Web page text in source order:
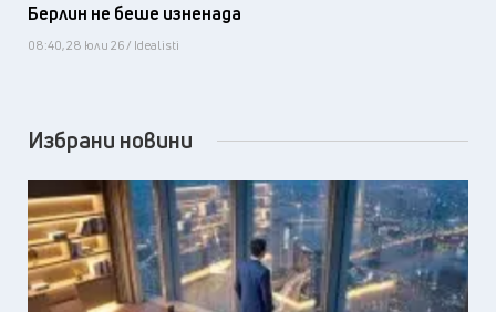
Берлин не беше изненада
08:40, 28 юли 26 / Idealisti
Избрани новини